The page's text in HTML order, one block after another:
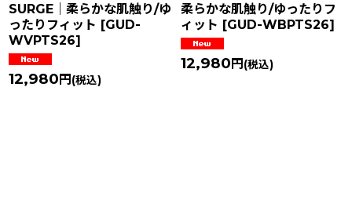
SURGE｜柔らかな肌触り/ゆ
ったりフィット [GUD-
WVPTS26]
12,980 円 (税込)
柔らかな肌触り/ゆったりフ
ィット [GUD-WBPTS26]
12,980 円 (税込)